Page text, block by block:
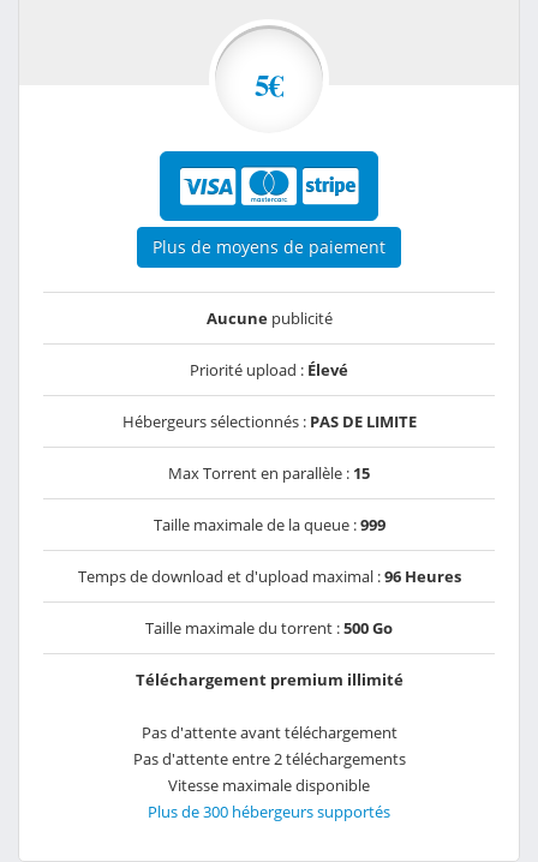
5€
Plus de moyens de paiement
Aucunepublicité
Priorité upload : Élevé
Hébergeurs sélectionnés : PAS DE LIMITE
Max Torrent en parallèle : 15
Taille maximale de la queue :999
Temps de download et d'upload maximal :96 Heures
Taille maximale du torrent :500 Go
Téléchargement premium illimité
Pas d'attente avant téléchargement
Pas d'attente entre 2 téléchargements
Vitesse maximale disponible
Plus de 300 hébergeurs supportés